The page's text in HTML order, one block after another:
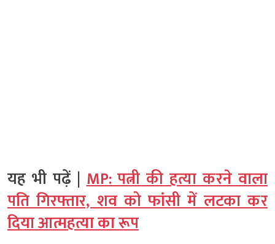
यह भी पढ़ें |MP: पत्नी की हत्या करने वाला
पति गिरफ्तार, शव को फांसी में लटका कर
दिया आत्महत्या का रूप